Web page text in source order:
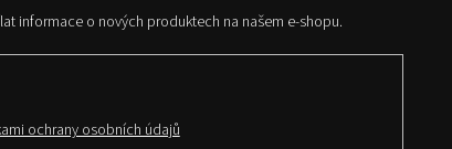
informace o nových produktech na našem e-shopu.
ochrany osobních údajů